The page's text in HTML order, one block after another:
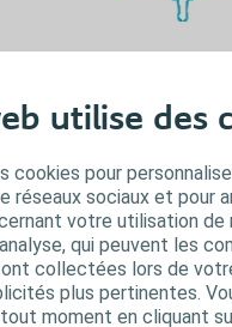
utilise des
cookies pour
réseaux sociaux et pour
votre utilisation de
qui peuvent les
collectées lors de
plus pertinentes.
moment en cliquant
2.
Disponible
vos besoins